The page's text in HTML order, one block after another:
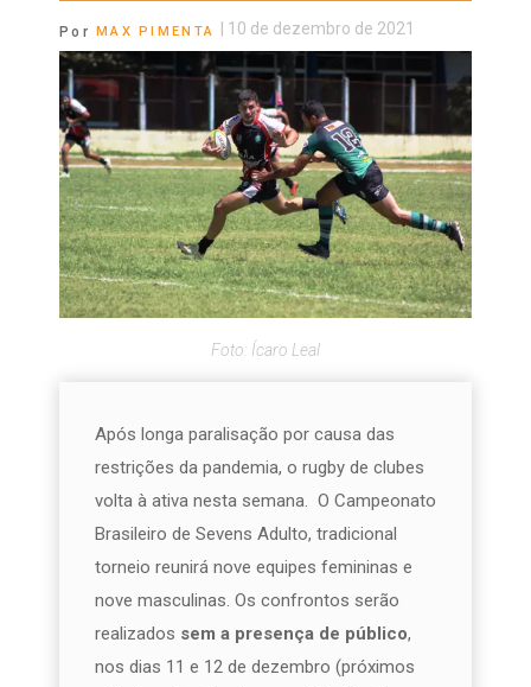
Por MAX PIMENTA 10 de dezembro de 2021
Foto: Ícaro Leal
Após longa paralisação por causa das
restrições da pandemia, o rugby de clubes
volta à ativa nesta semana. O Campeonato
Brasileiro de Sevens Adulto, tradicional
torneio reunirá nove equipes femininas e
nove masculinas. Os confrontos serão
realizados sem a presença de público,
nos dias 11 e 12 de dezembro (próximos